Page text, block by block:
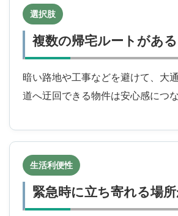
選択肢
複数の帰宅ルートがある
暗い路地や工事などを避けて、大
道へ迂回できる物件は安心感につな
生活利便性
緊急時に立ち寄れる場